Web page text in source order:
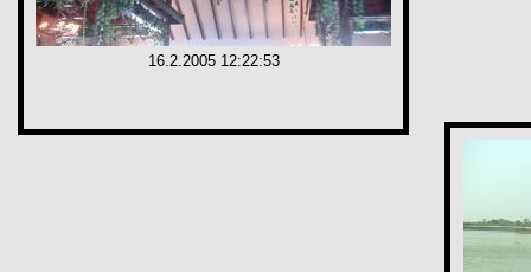
16.2.2005 12:22:53